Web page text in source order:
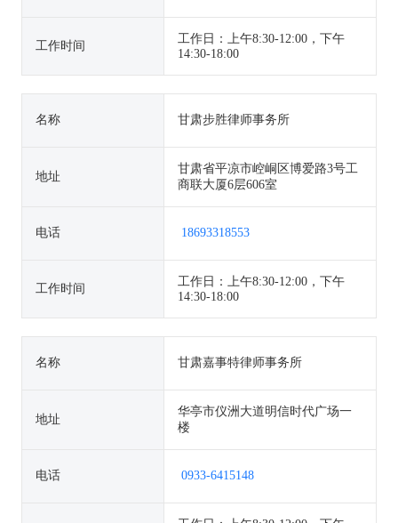
工作时间
工作日：上午8:30-12:00，下午
14:30-18:00
名称 甘肃步胜律师事务所
地址
甘肃省平凉市崆峒区博爱路3号工
商联大厦6层606室
电话 18693318553
工作时间
工作日：上午8:30-12:00，下午
14:30-18:00
名称 甘肃嘉事特律师事务所
地址
华亭市仪洲大道明信时代广场一
楼
电话 0933-6415148